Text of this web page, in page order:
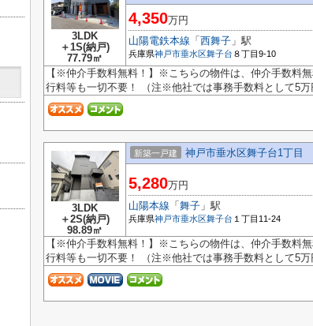
3LDK
＋1S(納戸)
77.79㎡
4,350万円
山陽電鉄本線 「 西舞子 」駅
兵庫県神戸市垂水区舞子台 ８丁目9-10
【※仲介手数料無料！】※こちらの物件は、仲介手数料
行料等も一切不要！ （注※他社では事務手数料として5
3LDK
＋2S(納戸)
98.89㎡
新築一戸建 神戸市垂水区舞子台1丁
5,280万円
山陽本線 「 舞子 」駅
兵庫県神戸市垂水区舞子台 １丁目11-24
【※仲介手数料無料！】※こちらの物件は、仲介手数料
行料等も一切不要！ （注※他社では事務手数料として5